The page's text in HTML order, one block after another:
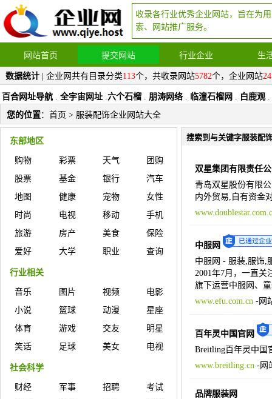
收录各行业优秀企业网站，旨在为
索、网站推广服务。
网站首页 提交网站 行业企业 生
数据统计 | 企业网共有目录分类113个，共收录网站5782个，企业网站
百合网址导航 . 全宇宙网址 .六个石榴 . 朋涛网络 . 临潼石榴网 . 白鹿观 .
您的位置： 首页 > 服装配饰企业网站大全
东部地区
购物 彩票 天气
团购
股票
基金 银行
汽车
地图
健康 宠物
女性
时尚
电视 移动
手机
旅游
房产 美食
保险
爱好
大学 职业 查询
行业相关
音乐 图片 视频
电影
小说
篮球 动漫
星座
体育
游戏 交友
明星
笑话
足球 美女 电视
社会科学
财经 军事 招聘
考试
搜索到与关键字服装配
双星集团有限责任
青岛双星股份有限
内外贸易,自有资金
中服网
中服网 - 服装,服饰,
2001年7月，一直
旗下运营中服网、
www.efu.com.cn-网
百年灵中国官网
Breitling百年灵中国
www.breitling.cn-网
品牌服装网